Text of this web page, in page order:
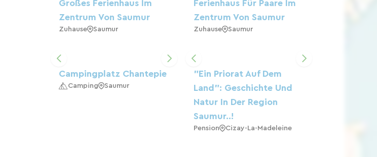
Großes Ferienhaus Im
Zentrum Von Saumur
Zuhause Saumur
Ferienhaus Für Paare Im
Zentrum Von Saumur
Zuhause Saumur
Campingplatz Chantepie
Camping Saumur
"Ein Priorat Auf Dem
Land": Geschichte Und
Natur In Der Region
Saumur..!
Pension Cizay-La-Madeleine